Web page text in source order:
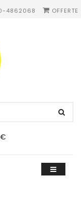
4862068 OFFERTE